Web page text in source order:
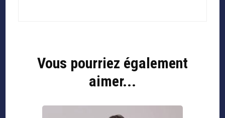
Vous pourriez également
aimer...